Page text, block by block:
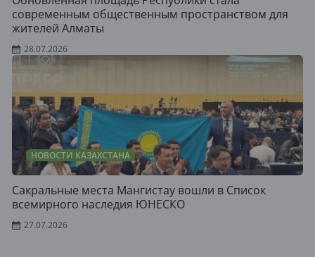
современным общественным пространством для
жителей Алматы
28.07.2026
НОВОСТИ КАЗАХСТАНА
Сакральные места Мангистау вошли в Список
всемирного наследия ЮНЕСКО
27.07.2026